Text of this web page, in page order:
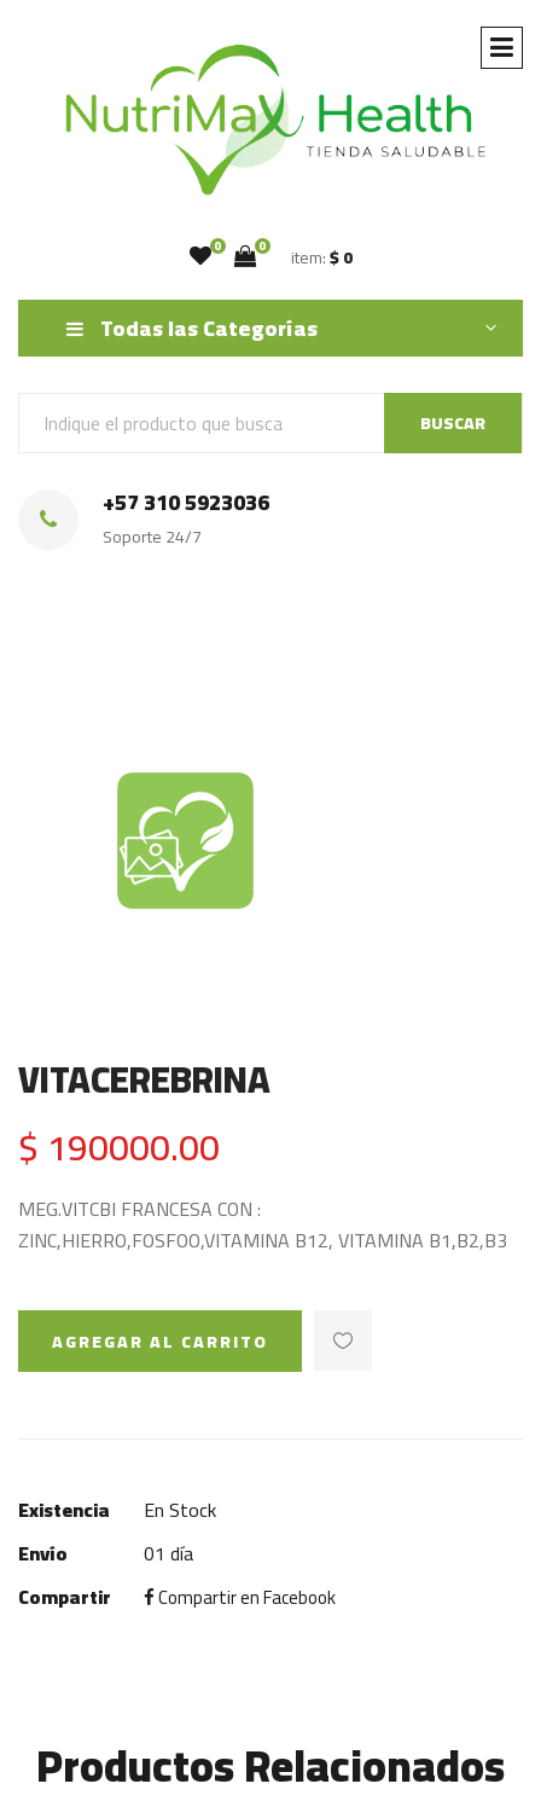
0 0 item:$ 0
Todas las Categorías
BUSCAR
+57 310 5923036
Soporte 24/7
VITACEREBRINA
$ 190000.00
MEG.VITCBI FRANCESA CON :
ZINC,HIERRO,FOSFOO,VITAMINA B12, VITAMINA B1,B2,B3
AGREGAR AL CARRITO
Existencia
En Stock
Envío
01 día
Compartir
Compartir en Facebook
Productos Relacionados